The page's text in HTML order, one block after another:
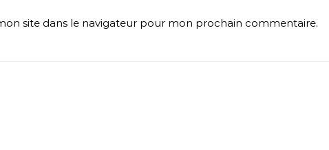
site dans le navigateur pour mon prochain commentaire.